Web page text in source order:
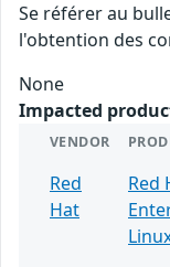
Se référer au
l'obtention des
None
Impacted
VENDOR
Red
Hat
Red